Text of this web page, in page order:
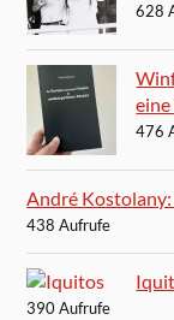
628
476
André
438 Aufrufe
390 Aufrufe